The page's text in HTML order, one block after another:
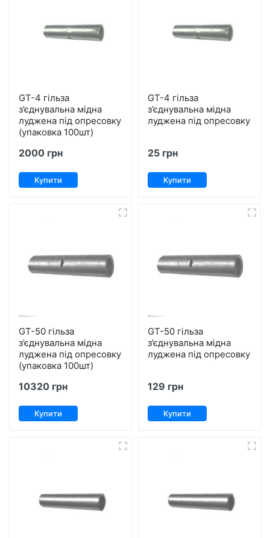
GT-4 гільза
з’єднувальна мідна
луджена під опресовку
(упаковка 100шт)
2000 грн
Купити
GT-4 гільза
з’єднувальна мідна
луджена під опресовку
25 грн
Купити
GT-50 гільза
з’єднувальна мідна
луджена під опресовку
(упаковка 100шт)
10320 грн
Купити
GT-50 гільза
з’єднувальна мідна
луджена під опресовку
129 грн
Купити